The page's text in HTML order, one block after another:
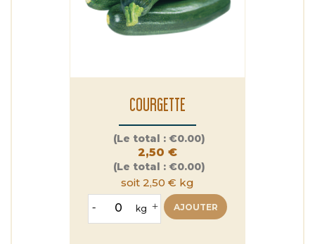
COURGETTE
Prix
(Le total : €0.00)
2,50 €
(Le total : €0.00)
soit 2,50 € kg
- kg + AJOUTER